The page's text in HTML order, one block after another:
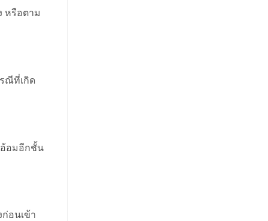
หรือตาม
ณีที่เกิด
อ้อมอีกชั้น
อนเข้า